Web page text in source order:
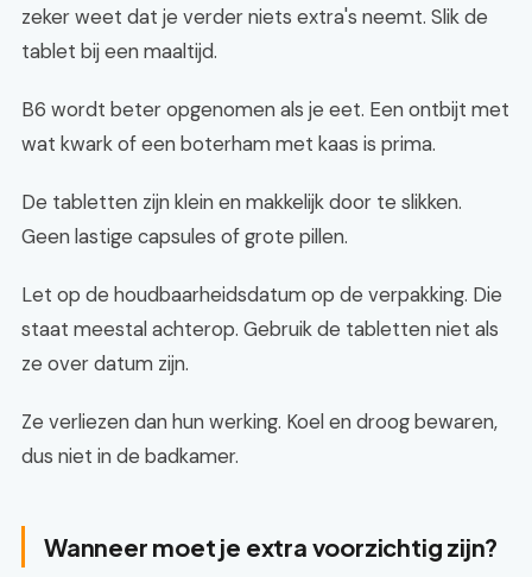
zeker weet dat je verder niets extra's neemt. Slik de
tablet bij een maaltijd.
B6 wordt beter opgenomen als je eet. Een ontbijt met
wat kwark of een boterham met kaas is prima.
De tabletten zijn klein en makkelijk door te slikken.
Geen lastige capsules of grote pillen.
Let op de houdbaarheidsdatum op de verpakking. Die
staat meestal achterop. Gebruik de tabletten niet als
ze over datum zijn.
Ze verliezen dan hun werking. Koel en droog bewaren,
dus niet in de badkamer.
Wanneer moet je extra voorzichtig zijn?